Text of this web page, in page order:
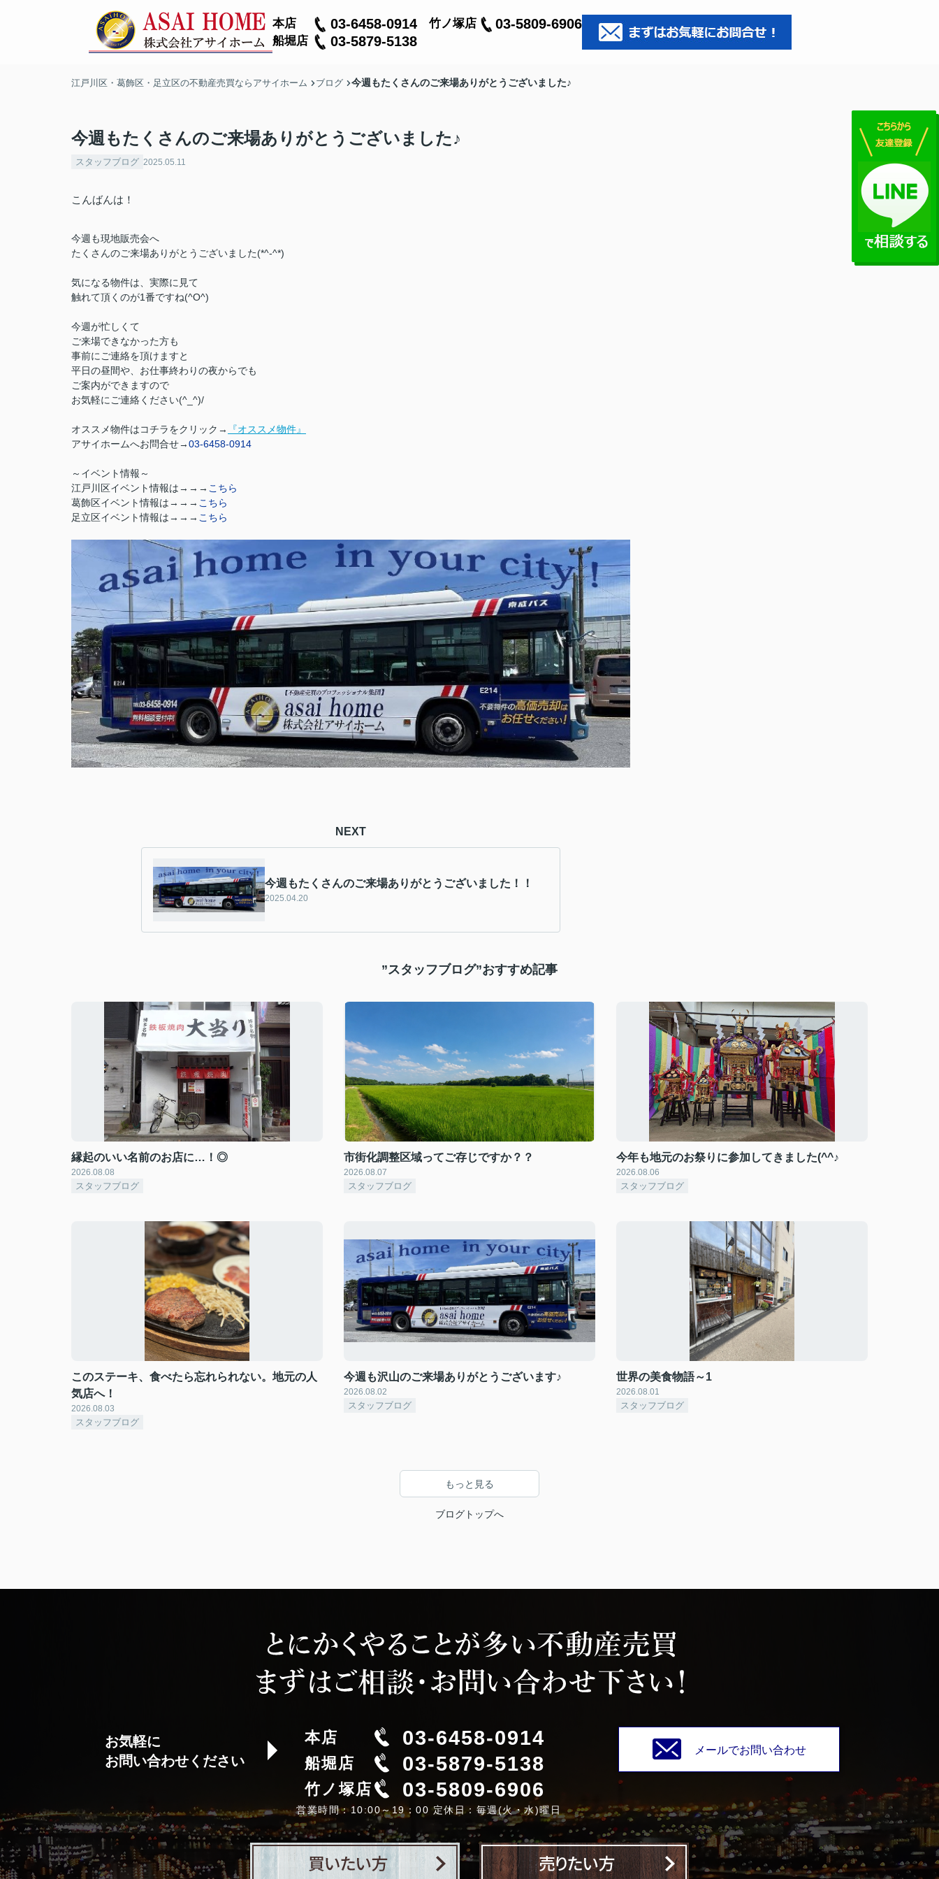
本店 03-6458-0914 竹ノ塚店 03-5809-6906
船堀店 03-5879-5138
江戸川区・葛飾区・足立区の不動産売買ならアサイホーム ブログ 今週もたくさんのご来場ありがとうございました♪
今週もたくさんのご来場ありがとうございました♪
スタッフブログ 2025.05.11
こんばんは！
今週も現地販売会へ
たくさんのご来場ありがとうございました(*^-^*)
気になる物件は、実際に見て
触れて頂くのが1番ですね(^O^)
今週が忙しくて
ご来場できなかった方も
事前にご連絡を頂けますと
平日の昼間や、お仕事終わりの夜からでも
ご案内ができますので
お気軽にご連絡ください(^_^)/
オススメ物件はコチラをクリック→
『オススメ物件』
アサイホームへお問合せ→03-6458-0914
～イベント情報～
江戸川区イベント情報は→→→ こちら
葛飾区イベント情報は→→→ こちら
足立区イベント情報は→→→ こちら
NEXT
今週もたくさんのご来場ありがとうございました！！
2025.04.20
”スタッフブログ”おすすめ記事
縁起のいい名前のお店に…！◎
2026.08.08
スタッフブログ
市街化調整区域ってご存じですか？？
2026.08.07
スタッフブログ
今年も地元のお祭りに参加してきました(^^♪
2026.08.06
スタッフブログ
このステーキ、食べたら忘れられない。地元の人
気店へ！
2026.08.03
スタッフブログ
今週も沢山のご来場ありがとうございます♪
2026.08.02
スタッフブログ
世界の美食物語～1
2026.08.01
スタッフブログ
もっと見る
ブログトップへ
お気軽に
お問い合わせください
本店 03-6458-0914
船堀店 03-5879-5138
竹ノ塚店 03-5809-6906
営業時間：10:00～19：00 定休日：毎週(火・水)曜日
メールでお問い合わせ